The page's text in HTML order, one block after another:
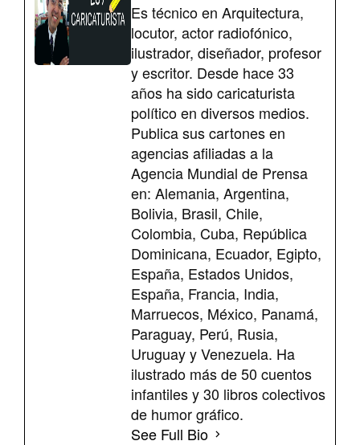
Es técnico en Arquitectura,
locutor, actor radiofónico,
ilustrador, diseñador, profesor
y escritor. Desde hace 33
años ha sido caricaturista
político en diversos medios.
Publica sus cartones en
agencias afiliadas a la
Agencia Mundial de Prensa
en: Alemania, Argentina,
Bolivia, Brasil, Chile,
Colombia, Cuba, República
Dominicana, Ecuador, Egipto,
España, Estados Unidos,
España, Francia, India,
Marruecos, México, Panamá,
Paraguay, Perú, Rusia,
Uruguay y Venezuela. Ha
ilustrado más de 50 cuentos
infantiles y 30 libros colectivos
de humor gráfico.
See Full Bio